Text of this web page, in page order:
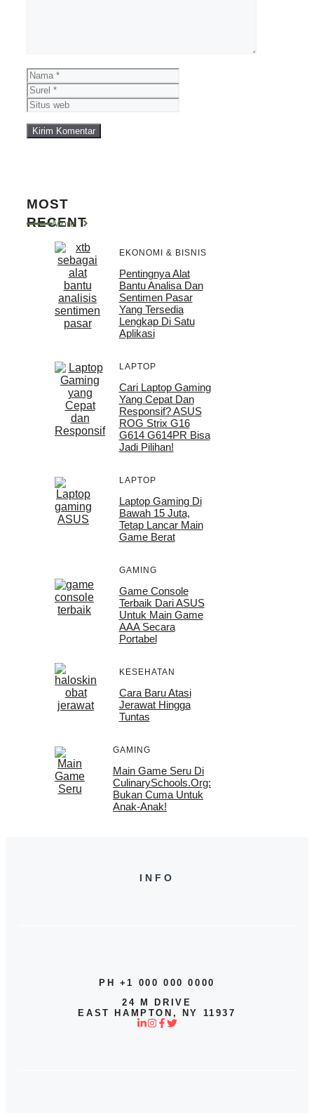
Nama
web
MOST
RECENT
More
EKONOMI & BISNIS
Pentingnya Alat
Bantu Analisa Dan
Sentimen Pasar
Yang Tersedia
Lengkap Di Satu
Aplikasi
LAPTOP
Cari Laptop Gaming
Yang Cepat Dan
Responsif? ASUS
ROG Strix G16
G614 G614PR Bisa
Jadi Pilihan!
LAPTOP
Laptop Gaming Di
Bawah 15 Juta,
Tetap Lancar Main
Game Berat
GAMING
Game Console
Terbaik Dari ASUS
Untuk Main Game
AAA Secara
Portabel
KESEHATAN
Cara Baru Atasi
Jerawat Hingga
Tuntas
GAMING
Main Game Seru Di
CulinarySchools.org:
Bukan Cuma Untuk
Anak-Anak!
INFO
PH +1 000 000 0000
24 M DRIVE
EAST HAMPTON, NY 11937